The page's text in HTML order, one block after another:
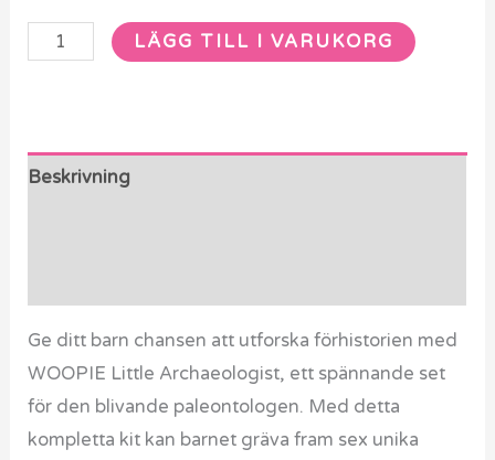
LÄGG TILL I VARUKORG
Beskrivning
Ge ditt barn chansen att utforska förhistorien med
WOOPIE Little Archaeologist, ett spännande set
för den blivande paleontologen. Med detta
kompletta kit kan barnet gräva fram sex unika